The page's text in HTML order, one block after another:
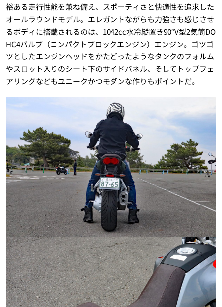
裕ある走行性能を兼ね備え、スポーティさと快適性を追求した
オールラウンドモデル。エレガントながらも力強さも感じさせ
るボディに搭載されるのは、1042cc水冷縦置き90°V型2気筒DO
HC4バルブ（コンパクトブロックエンジン）エンジン。ゴツゴ
ツとしたエンジンヘッドをかたどったようなタンクのフォルム
やスロット入りのシート下のサイドパネル、そしてトップフェ
アリングなどもユニークかつモダンな作りもポイントだ。